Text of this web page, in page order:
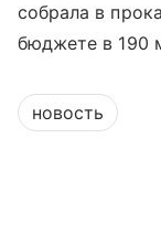
собрала в
бюджете в 190
новость